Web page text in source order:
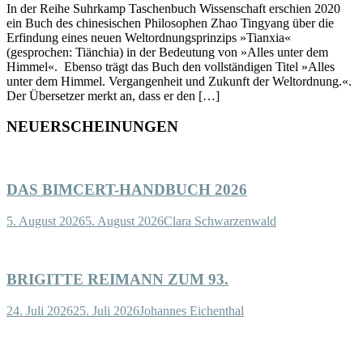
In der Reihe Suhrkamp Taschenbuch Wissenschaft erschien 2020
ein Buch des chinesischen Philosophen Zhao Tingyang über die
Erfindung eines neuen Weltordnungsprinzips »Tianxia«
(gesprochen: Tiänchia) in der Bedeutung von »Alles unter dem
Himmel«. Ebenso trägt das Buch den vollständigen Titel »Alles
unter dem Himmel. Vergangenheit und Zukunft der Weltordnung.«.
Der Übersetzer merkt an, dass er den […]
NEUERSCHEINUNGEN
DAS BIMCERT-HANDBUCH 2026
5. August 20265. August 2026Clara Schwarzenwald
BRIGITTE REIMANN ZUM 93.
24. Juli 202625. Juli 2026Johannes Eichenthal